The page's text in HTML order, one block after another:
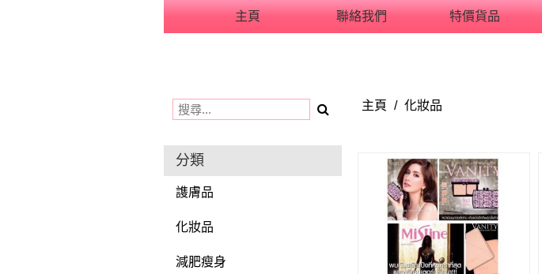
主頁 聯絡我們 特價貨品
分類
謢膚品
化妝品
減肥瘦身
主頁 / 化妝品